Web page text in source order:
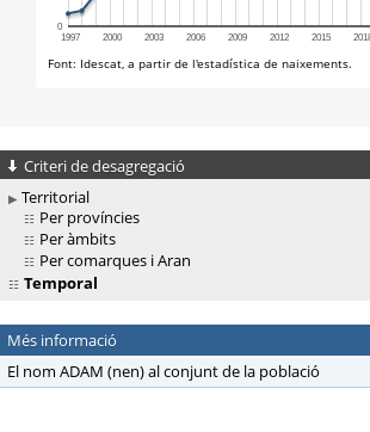
Criteri de desagregació
Territorial
Per províncies
Per àmbits
Per comarques i Aran
Temporal
Més informació
El nom ADAM (nen) al conjunt de la població